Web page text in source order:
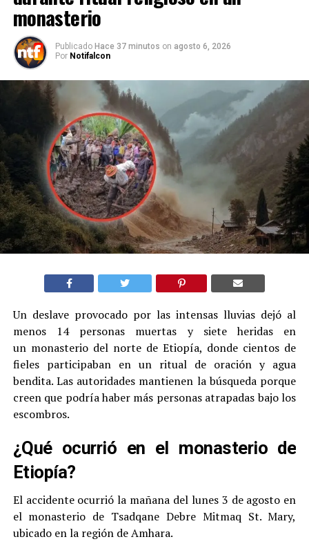
monasterio
Publicado Hace 37 minutos on agosto 6, 2026
Por Notifalcon
Un deslave provocado por las intensas lluvias dejó al
menos 14 personas muertas y siete heridas en
un monasterio del norte de Etiopía, donde cientos de
fieles participaban en un ritual de oración y agua
bendita. Las autoridades mantienen la búsqueda porque
creen que podría haber más personas atrapadas bajo los
escombros.
¿Qué ocurrió en el monasterio de
Etiopía?
El accidente ocurrió la mañana del lunes 3 de agosto en
el monasterio de Tsadqane Debre Mitmaq St. Mary,
ubicado en la región de Amhara.